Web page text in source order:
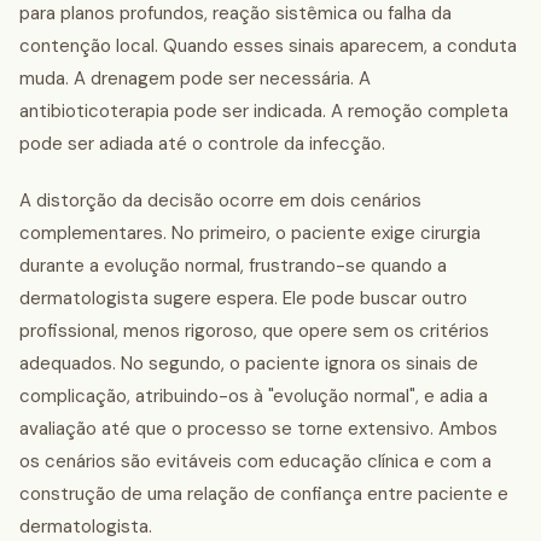
para planos profundos, reação sistêmica ou falha da
contenção local. Quando esses sinais aparecem, a conduta
muda. A drenagem pode ser necessária. A
antibioticoterapia pode ser indicada. A remoção completa
pode ser adiada até o controle da infecção.
A distorção da decisão ocorre em dois cenários
complementares. No primeiro, o paciente exige cirurgia
durante a evolução normal, frustrando-se quando a
dermatologista sugere espera. Ele pode buscar outro
profissional, menos rigoroso, que opere sem os critérios
adequados. No segundo, o paciente ignora os sinais de
complicação, atribuindo-os à "evolução normal", e adia a
avaliação até que o processo se torne extensivo. Ambos
os cenários são evitáveis com educação clínica e com a
construção de uma relação de confiança entre paciente e
dermatologista.